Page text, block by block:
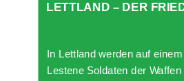
LETTLAND – DER
In Lettland werden auf
Lestene Soldaten der Waffen